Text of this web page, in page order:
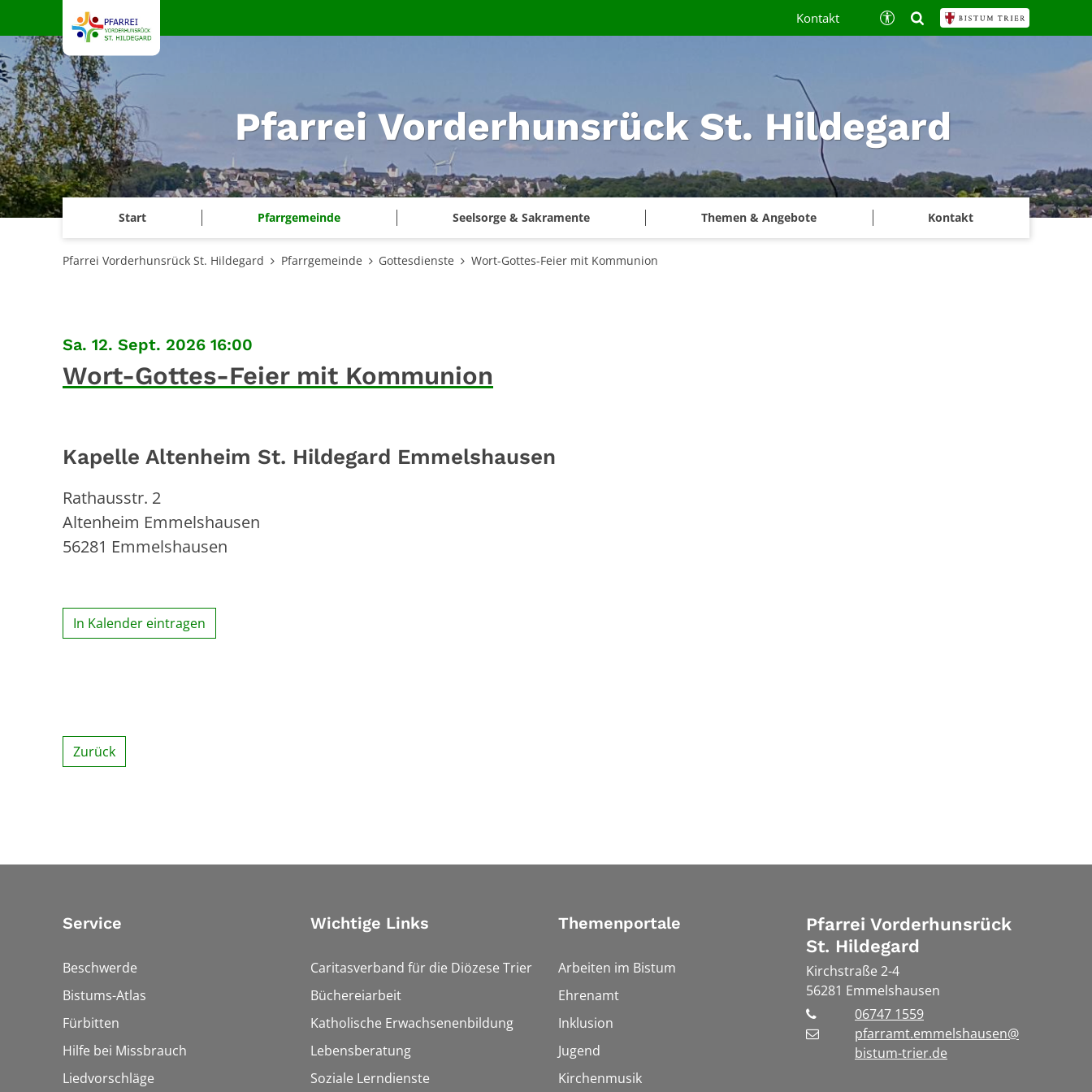
Zum Inhalt springen
Pfarrei Vorderhunsrück St. Hildegard
Start Pfarrgemeinde Seelsorge & Sakramente Themen & Angebote Kontakt
Kontakt
Pfarrei Vorderhunsrück St. Hildegard Pfarrgemeinde Gottesdienste Wort-Gottes-Feier mit Kommunion
Sa. 12. Sept. 2026 16:00
Wort-Gottes-Feier mit Kommunion
Kapelle Altenheim St. Hildegard Emmelshausen
Rathausstr. 2
Altenheim Emmelshausen
56281 Emmelshausen
In Kalender eintragen
Zurück
Service
Beschwerde
Bistums-Atlas
Fürbitten
Hilfe bei Missbrauch
Liedvorschläge
Wichtige Links
Caritasverband für die Diözese Trier
Büchereiarbeit
Katholische Erwachsenenbildung
Lebensberatung
Soziale Lerndienste
Themenportale
Arbeiten im Bistum
Ehrenamt
Inklusion
Jugend
Kirchenmusik
Pfarrei Vorderhunsrück
St. Hildegard
Kirchstraße 2-4
56281 Emmelshausen
06747 1559
pfarramt.emmelshausen@
bistum-trier.de